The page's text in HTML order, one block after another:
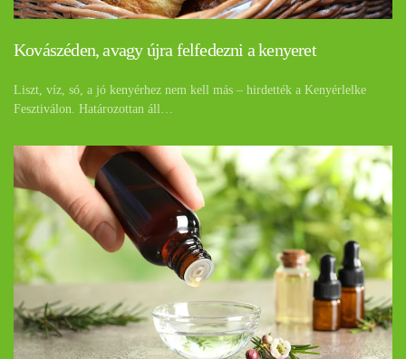
Kovászéden, avagy újra felfedezni a kenyeret
Liszt, víz, só, a jó kenyérhez nem kell más – hirdették a Kenyérlelke
Fesztiválon. Határozottan áll…